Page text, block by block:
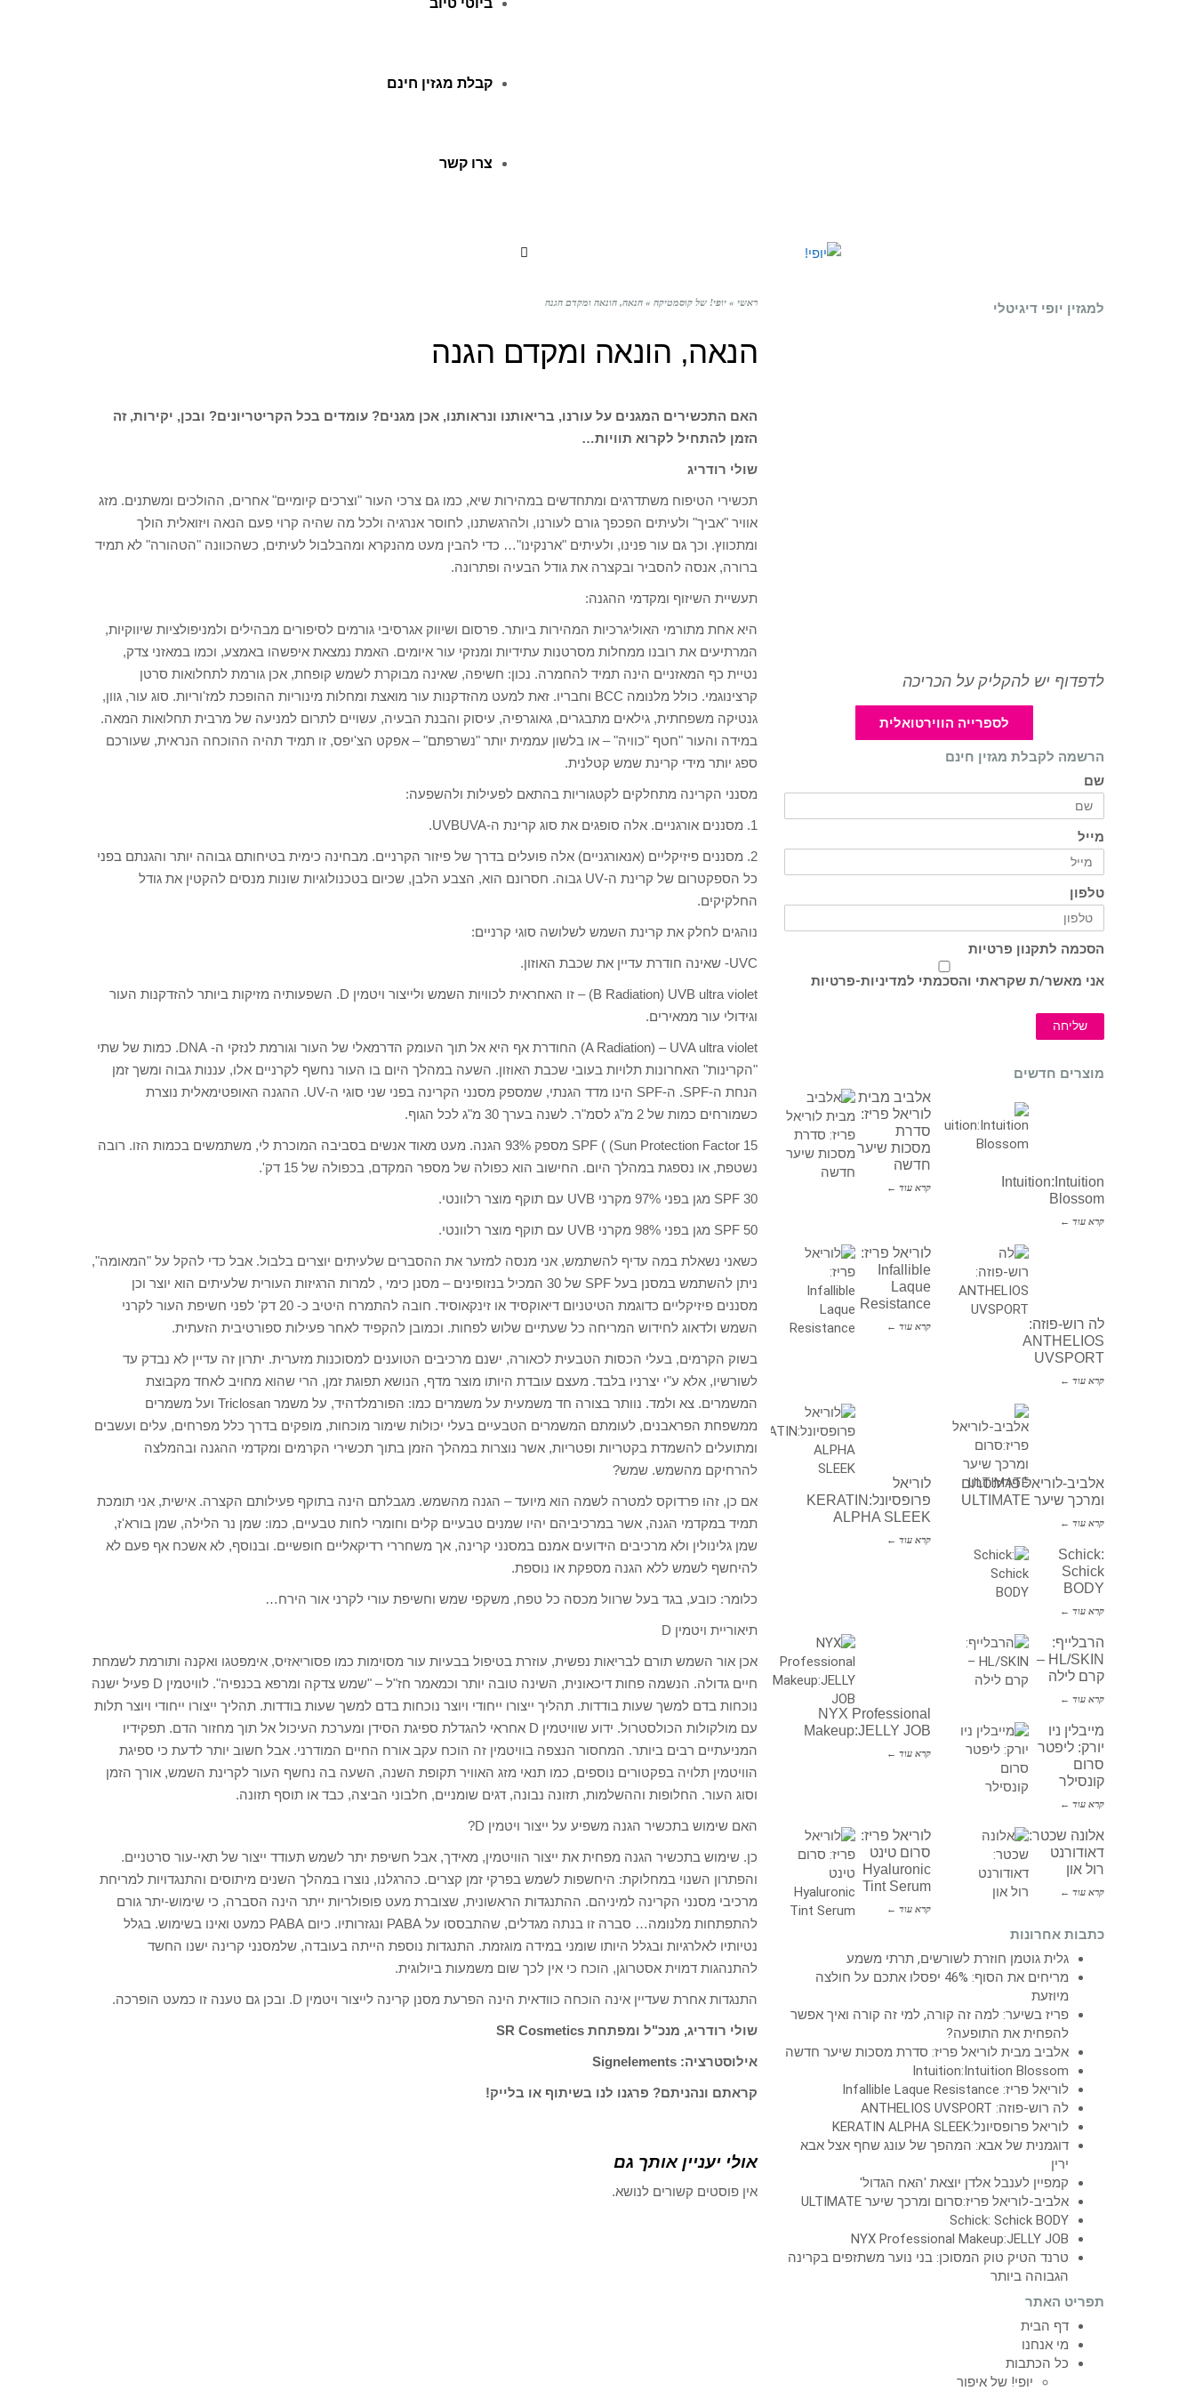
ביוטי טיוב
קבלת מגזין חינם
צרו קשר
ראשי » יופי! של קוסמטיקה » הנאה, הונאה ומקדם הגנה
הנאה, הונאה ומקדם הגנה
האם התכשירים המגנים על עורנו, בריאותנו ונראותנו, אכן מגנים? עומדים בכל הקריטריונים? ובכן, יקירות, זה
הזמן להתחיל לקרוא תוויות…
שולי רודריג
תכשירי הטיפוח משתדרגים ומתחדשים במהירות שיא, כמו גם צרכי העור "וצרכים קיומיים" אחרים, ההולכים ומשתנים. מזג
אוויר "אביך" ולעיתים הפכפך גורם לעורנו, ולהרגשתנו, לחוסר אנרגיה ולכל מה שהיה קרוי פעם הנאה ויזואלית הולך
ומתכווץ. וכך גם עור פנינו, ולעיתים "ארנקינו"… כדי להבין מעט מהנקרא ומהבלבול לעיתים, כשהכוונה "הטהורה" לא תמיד
ברורה, אנסה להסביר ובקצרה את גודל הבעיה ופתרונה.
תעשיית השיזוף ומקדמי ההגנה:
היא אחת מתורמי האוליגרכיות המהירות ביותר. פרסום ושיווק אגרסיבי גורמים לסיפורים מבהילים ולמניפולציות שיווקיות,
המרתיעים את רובנו ממחלות מסרטנות עתידיות ומנזקי עור איומים. האמת נמצאת איפשהו באמצע, וכמו במאזני צדק,
נטיית כף המאזניים הינה תמיד להחמרה. נכון: חשיפה, שאינה מבוקרת לשמש קופחת, אכן גורמת לתחלואות סרטן
קרצינוגמי. כולל מלנומה BCC וחבריו. זאת למעט מהזדקנות עור מואצת ומחלות מינוריות ההופכת למז'וריות. סוג עור, גוון,
גנטיקה משפחתית, גילאים מתבגרים, גאוגרפיה, עיסוק והבנת הבעיה, עשויים לתרום למניעה של מרבית תחלואות המאה.
במידה והעור "חטף "כוויה" – או בלשון עממית יותר "נשרפתם" – אפקט הצ'יפס, זו תמיד תהיה ההוכחה הנראית, שעורכם
ספג יותר מידי קרינת שמש קטלנית.
מסנני הקרינה מתחלקים לקטגוריות בהתאם לפעילות ולהשפעה:
1. מסננים אורגניים. אלה סופגים את סוג קרינת ה-UVBUVA.
2. מסננים פיזיקליים (אנאורגניים) אלה פועלים בדרך של פיזור הקרניים. מבחינה כימית בטיחותם גבוהה יותר והגנתם בפני
כל הספקטרום של קרינת ה-UV גבוה. חסרונם הוא, הצבע הלבן, שכיום בטכנולוגיות שונות מנסים להקטין את גודל
החלקיקים.
נוהגים לחלק את קרינת השמש לשלושה סוגי קרניים:
UVC- שאינה חודרת עדיין את שכבת האוזון.
B Radiation) UVB ultra violet) – זו האחראית לכוויות השמש ולייצור ויטמין D. השפעותיה מזיקות ביותר להזדקנות העור
וגידולי עור ממאירים.
A Radiation) – UVA ultra violet) החודרת אף היא אל תוך העומק הדרמאלי של העור וגורמת לנזקי ה- DNA. כמות של שתי
"הקרינות" האחרונות תלויות בעובי שכבת האוזון. השעה במהלך היום בו העור נחשף לקרניים אלו, עננות גבוה ומשך זמן
הנחת ה-SPF. ה-SPF הינו מדד הגנתי, שמספק מסנני הקרינה בפני שני סוגי ה-UV. ההגנה האופטימאלית נוצרת
כשמורחים כמות של 2 מ"ג לסמ"ר. לשנה בערך 30 מ"ג לכל הגוף.
15 SPF ( (Sun Protection Factor מספק 93% הגנה. מעט מאוד אנשים בסביבה המוכרת לי, משתמשים בכמות הזו. רובה
נשטפת, או נספגת במהלך היום. החישוב הוא כפולה של מספר המקדם, בכפולה של 15 דק'.
30 SPF מגן בפני 97% מקרני UVB עם תוקף מוצר רלוונטי.
50 SPF מגן בפני 98% מקרני UVB עם תוקף מוצר רלוונטי.
כשאני נשאלת במה עדיף להשתמש, אני מנסה למזער את ההסברים שלעיתים יוצרים בלבול. אבל כדי להקל על "המאומה",
ניתן להשתמש במסנן בעל SPF של 30 המכיל בנזופינים – מסנן כימי , למרות הרגיזות העורית שלעיתים הוא יוצר וכן
מסננים פיזיקליים כדוגמת הטיטניום דיאוקסיד או זינקאוסיד. חובה להתמרח היטיב כ- 20 דק' לפני חשיפת העור לקרני
השמש ולדאוג לחידוש המריחה כל שעתיים שלוש לפחות. וכמובן להקפיד לאחר פעילות ספורטיבית הזעתית.
בשוק הקרמים, בעלי הכסות הטבעית לכאורה, ישנם מרכיבים הטוענים למסוכנות מזערית. יתרון זה עדיין לא נבדק עד
לשורשיו, אלא ע"י יצרניו בלבד. מעצם עובדת היותו מוצר מדף, הנושא תפוגת זמן, הרי שהוא מחויב לאחד מקבוצת
המשמרים. צא ולמד. נוותר בצורה חד משמעית על משמרים כמו: הפורמלדהיד, על משמר Triclosan ועל משמרים
ממשפחת הפראבנים, לעומתם המשמרים הטבעיים בעלי יכולות שימור מוכחות, מופקים בדרך כלל מפרחים, עלים ועשבים
ומתועלים להשמדת בקטריות ופטריות, אשר נוצרות במהלך הזמן בתוך תכשירי הקרמים ומקדמי ההגנה ובהמלצה
להרחיקם מהשמש. שמש?
אם כן, זהו פרדוקס למטרה לשמה הוא מיועד – הגנה מהשמש. מגבלתם הינה בתוקף פעילותם הקצרה. אישית, אני תומכת
תמיד במקדמי הגנה, אשר במרכיביהם יהיו שמנים טבעיים קלים וחומרי לחות טבעיים, כמו: שמן נר הלילה, שמן בורא'ז,
שמן גלינולין ולא מרכיבים הידועים אמנם במסנני קרינה, אך משחררי רדיקאליים חופשיים. ובנוסף, לא אשכח אף פעם לא
להיחשף לשמש ללא הגנה מספקת או נוספת.
כלומר: כובע, בגד בעל שרוול מכסה כל טפח, משקפי שמש וחשיפת עורי לקרני אור הירח…
תיאוריית ויטמין D
אכן אור השמש תורם לבריאות נפשית, עוזרת בטיפול בבעיות עור מסוימות כמו פסוריאזיס, אימפטגו ואקנה ותורמת לשמחת
חיים גדולה. הנשמה פחות דיכאונית, השינה טובה יותר וכמאמר חז"ל – "שמש צדקה ומרפא בכנפיה". לוויטמין D פעיל ישנה
נוכחות בדם למשך שעות בודדות. תהליך ייצורו ייחודי ויוצר נוכחות בדם למשך שעות בודדות. תהליך ייצורו ייחודי ויוצר תלות
עם מולקולות הכולסטרול. ידוע שוויטמין D אחראי להגדלת ספיגת הסידן ומערכת העיכול אל תוך מחזור הדם. תפקידיו
המניעתיים רבים ביותר. המחסור הנצפה בוויטמין זה הוכח עקב אורח החיים המודרני. אבל חשוב יותר לדעת כי ספיגת
הוויטמין תלויה בפקטורים נוספים, כמו תנאי מזג האוויר תקופת השנה, השעה בה נחשף העור לקרינת השמש, אורך הזמן
וסוג העור. החלופות וההשלמות, תזונה נבונה, דגים שומניים, חלבוני הביצה, כבד או תוסף תזונה.
האם שימוש בתכשיר הגנה משפיע על ייצור ויטמין D?
כן. שימוש בתכשיר הגנה מפחית את ייצור הוויטמין, מאידך, אבל חשיפת יתר לשמש תעודד ייצור של תאי-עור סרטניים.
והפתרון השנוי במחלוקת: היחשפות לשמש בפרקי זמן קצרים. כהרגלנו, נוצרו במהלך השנים מיתוסים והתנגדויות למריחת
מרכיבי מסנני הקרינה למיניהם. ההתנגדות הראשונית, שצוברת מעט פופולריות ייתר הינה הסברה, כי שימוש-יתר גורם
להתפתחות מלנומה… סברה זו בנתה מגדלים, שהתבססו על PABA ונגזרותיו. כיום PABA כמעט ואינו בשימוש. בגלל
נטיותיו לאלרגיות ובגלל היותו שומני במידה מוגזמת. התנגדות נוספת הייתה בעובדה, שלמסנני קרינה ישנו החשד
להתנהגות דמוית אסטרוגן, הוכח כי אין לכך שום משמעות ביולוגית.
התנגדות אחרת שעדיין אינה הוכחה כוודאית הינה הפרעת מסנן קרינה לייצור ויטמין D. ובכן גם טענה זו כמעט הופרכה.
שולי רודריג, מנכ"ל ומפתחת SR Cosmetics
אילוסטרציה: Signelements
קראתם ונהניתם? פרגנו לנו בשיתוף או בלייק!
אולי יעניין אותך גם
אין פוסטים קשורים לנושא.
למגזין יופי דיגיטלי
לדפדוף יש להקליק על הכריכה
לספרייה הווירטואלית
הרשמה לקבלת מגזין חינם
שם
מייל
טלפון
הסכמה לתקנון פרטיות
אני מאשר/ת שקראתי והסכמתי למדיניות-פרטיות
שליחה
מוצרים חדשים
אלביב מבית
לוריאל פריז:
סדרת
מסכות שיער
חדשה
קרא עוד ←
Intuition:Intuition
Blossom
קרא עוד ←
לוריאל פריז:
Infallible
Laque
Resistance
קרא עוד ←
לה רוש-פוזה:
ANTHELIOS
UVSPORT
קרא עוד ←
לוריאל
פרופסיונל:KERATIN
ALPHA SLEEK
קרא עוד ←
אלביב-לוריאל פריז:סרום
ומרכך שיער ULTIMATE
קרא עוד ←
Schick:
Schick
BODY
קרא עוד ←
NYX Professional
Makeup:JELLY JOB
קרא עוד ←
הרבלייף:
HL/SKIN –
קרם לילה
קרא עוד ←
מייבלין ניו
יורק: ליפטר
סרום
קונסילר
קרא עוד ←
לוריאל פריז:
סרום טינט
Hyaluronic
Tint Serum
קרא עוד ←
אלונה שכטר:
דאודורנט
רול און
קרא עוד ←
כתבות אחרונות
גלית גוטמן חוזרת לשורשים, תרתי משמע
מריחים את הסוף: 46% יפסלו אתכם על חולצה
מיוזעת
פריז בשיער: למה זה קורה, למי זה קורה ואיך אפשר
להפחית את התופעה?
אלביב מבית לוריאל פריז: סדרת מסכות שיער חדשה
Intuition:Intuition Blossom
לוריאל פריז: Infallible Laque Resistance
לה רוש-פוזה: ANTHELIOS UVSPORT
לוריאל פרופסיונל:KERATIN ALPHA SLEEK
דוגמנית של אבא: המהפך של עונג שחף אצל אבא
ירין
קמפיין לענבל אלדן יוצאת 'האח הגדול'
אלביב-לוריאל פריז:סרום ומרכך שיער ULTIMATE
Schick: Schick BODY
NYX Professional Makeup:JELLY JOB
טרנד הטיק טוק המסוכן: בני נוער משתזפים בקרינה
הגבוהה ביותר
תפריט האתר
דף הבית
מי אנחנו
כל הכתבות
יופי! של איפור